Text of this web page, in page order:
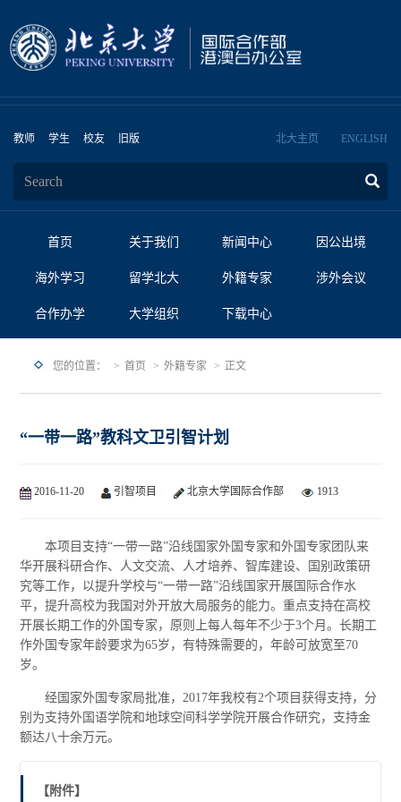
教师 学生 校友 旧版 北大主页 ENGLISH
首页 关于我们 新闻中心 因公出境
海外学习 留学北大 外籍专家 涉外会议
合作办学 大学组织 下载中心
您的位置： 首页 外籍专家 正文
“一带一路”教科文卫引智计划
2016-11-20 引智项目 北京大学国际合作部 1913
本项目支持“一带一路”沿线国家外国专家和外国专家团队来
华开展科研合作、人文交流、人才培养、智库建设、国别政策研
究等工作，以提升学校与“一带一路”沿线国家开展国际合作水
平，提升高校为我国对外开放大局服务的能力。重点支持在高校
开展长期工作的外国专家，原则上每人每年不少于3个月。长期工
作外国专家年龄要求为65岁，有特殊需要的，年龄可放宽至70
岁。
经国家外国专家局批准，2017年我校有2个项目获得支持，分
别为支持外国语学院和地球空间科学学院开展合作研究，支持金
额达八十余万元。
【附件】